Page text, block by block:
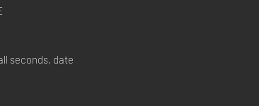
seconds, date